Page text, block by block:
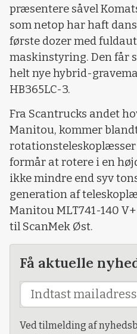
præsentere såvel
som netop har haft
første dozer med
maskinstyring. Den får
helt nye hybrid-
HB365LC-3.
Fra Scantrucks andet
Manitou, kommer
rotationsteleskoplæsser
formår at rotere i en
ikke mindre end syv
generation af
Manitou MLT741-140
til ScanMek Øst.
Få aktuelle
Ved tilmelding af